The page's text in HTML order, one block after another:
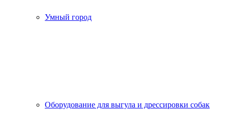
Умный город
Оборудование для выгула и дрессировки собак